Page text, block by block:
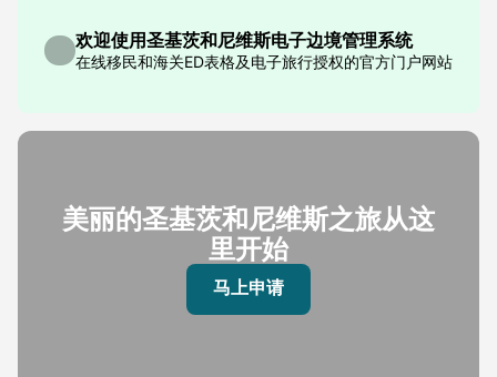
欢迎使用圣基茨和尼维斯电子边境管理系统
在线移民和海关ED表格及电子旅行授权的官方门户网站
美丽的圣基茨和尼维斯之旅从这
里开始
马上申请